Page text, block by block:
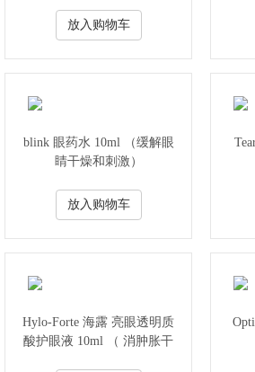
放入购物车
blink 眼药水 10ml （缓解眼
睛干燥和刺激）
放入购物车
Hylo-Forte 海露 亮眼透明质
酸护眼液 10ml （ 消肿胀干